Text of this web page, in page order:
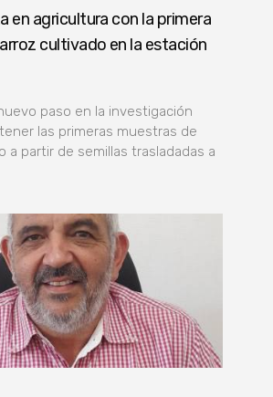
en agricultura con la primera
cultivado en la estación
paso en la investigación
las primeras muestras de
a partir de semillas trasladadas a